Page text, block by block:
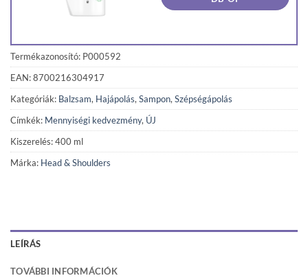
Termékazonosító: P000592
EAN: 8700216304917
Kategóriák: Balzsam, Hajápolás, Sampon, Szépségápolás
Címkék: Mennyiségi kedvezmény, ÚJ
Kiszerelés: 400 ml
Márka: Head & Shoulders
LEÍRÁS
TOVÁBBI INFORMÁCIÓK